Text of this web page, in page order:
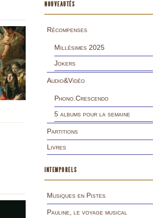
NOUVEAUTÉS
Récompenses
Millésimes 2025
Jokers
Audio&Vidéo
Phono.Crescendo
5 albums pour la semaine
Partitions
Livres
INTEMPORELS
Musiques en Pistes
Pauline, le voyage musical